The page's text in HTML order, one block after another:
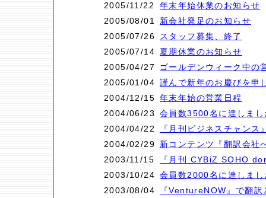
2005/11/22
年末年始休業のお知らせ
2005/08/01
新会社発足のお知らせ
2005/07/26
スタッフ募集、終了
2005/07/14
夏期休業のお知らせ
2005/04/27
ゴールデンウィーク中の
2005/01/04 謹んで新年のお慶びを申
2004/12/15 年末年始の営業日程
2004/06/23
会員数3500名に達しまし
2004/04/22
『月刊ビジネスチャン
2004/02/29
新コンテンツ『翻訳会社
2003/11/15
『月刊 CYBiZ SOHO
2003/10/24 会員数2000名に達しまし
2003/08/04
『VentureNOW』で翻